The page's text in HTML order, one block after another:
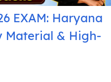
EXAM: Haryana
Material & High-